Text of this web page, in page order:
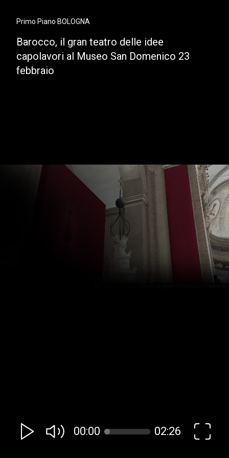
Primo Piano BOLOGNA
Barocco, il gran teatro delle idee
capolavori al Museo San Domenico 23
febbraio
00:00 02:26